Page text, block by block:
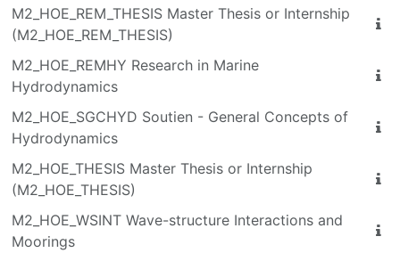
M2_HOE_REM_THESIS Master Thesis or Internship
(M2_HOE_REM_THESIS)
M2_HOE_REMHY Research in Marine
Hydrodynamics
M2_HOE_SGCHYD Soutien - General Concepts of
Hydrodynamics
M2_HOE_THESIS Master Thesis or Internship
(M2_HOE_THESIS)
M2_HOE_WSINT Wave-structure Interactions and
Moorings